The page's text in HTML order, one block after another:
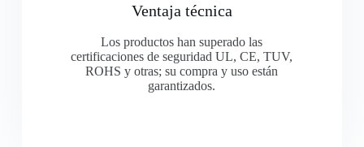
Ventaja técnica
Los productos han superado las
certificaciones de seguridad UL, CE, TUV,
ROHS y otras; su compra y uso están
garantizados.